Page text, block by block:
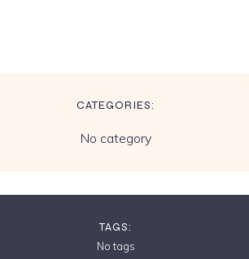
CATEGORIES:
No category
TAGS:
No tags